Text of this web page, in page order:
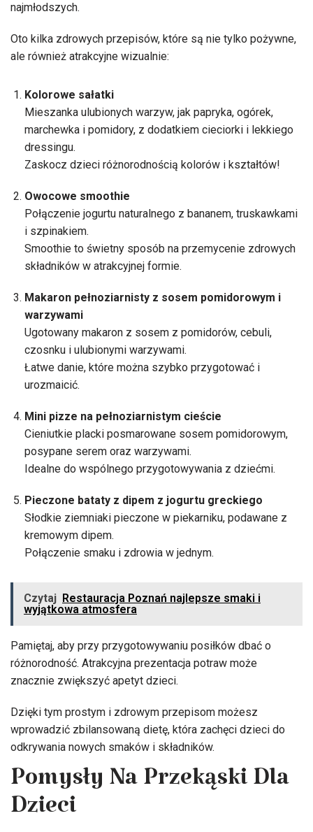
najmłodszych.
Oto kilka zdrowych przepisów, które są nie tylko pożywne,
ale również atrakcyjne wizualnie:
Kolorowe sałatki
Mieszanka ulubionych warzyw, jak papryka, ogórek,
marchewka i pomidory, z dodatkiem cieciorki i lekkiego
dressingu.
Zaskocz dzieci różnorodnością kolorów i kształtów!
Owocowe smoothie
Połączenie jogurtu naturalnego z bananem, truskawkami
i szpinakiem.
Smoothie to świetny sposób na przemycenie zdrowych
składników w atrakcyjnej formie.
Makaron pełnoziarnisty z sosem pomidorowym i
warzywami
Ugotowany makaron z sosem z pomidorów, cebuli,
czosnku i ulubionymi warzywami.
Łatwe danie, które można szybko przygotować i
urozmaicić.
Mini pizze na pełnoziarnistym cieście
Cieniutkie placki posmarowane sosem pomidorowym,
posypane serem oraz warzywami.
Idealne do wspólnego przygotowywania z dziećmi.
Pieczone bataty z dipem z jogurtu greckiego
Słodkie ziemniaki pieczone w piekarniku, podawane z
kremowym dipem.
Połączenie smaku i zdrowia w jednym.
Czytaj Restauracja Poznań najlepsze smaki i
wyjątkowa atmosfera
Pamiętaj, aby przy przygotowywaniu posiłków dbać o
różnorodność. Atrakcyjna prezentacja potraw może
znacznie zwiększyć apetyt dzieci.
Dzięki tym prostym i zdrowym przepisom możesz
wprowadzić zbilansowaną dietę, która zachęci dzieci do
odkrywania nowych smaków i składników.
Pomysły Na Przekąski Dla
Dzieci